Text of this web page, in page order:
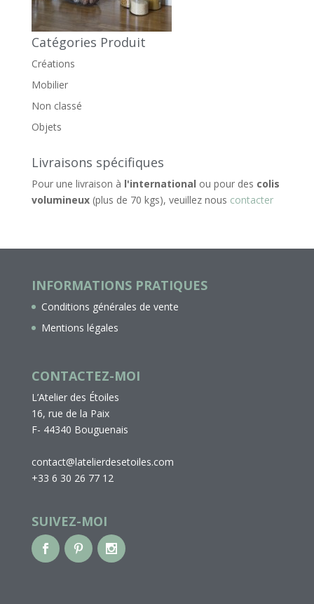
Catégories Produit
Créations
Mobilier
Non classé
Objets
Livraisons spécifiques
Pour une livraison à l'international ou pour des colis
volumineux(plus de 70 kgs), veuillez nous contacter
INFORMATIONS PRATIQUES
Conditions générales de vente
Mentions légales
CONTACTEZ-MOI
L’Atelier des Étoiles
16, rue de la Paix
F- 44340 Bouguenais
contact@latelierdesetoiles.com
+33 6 30 26 77 12
SUIVEZ-MOI